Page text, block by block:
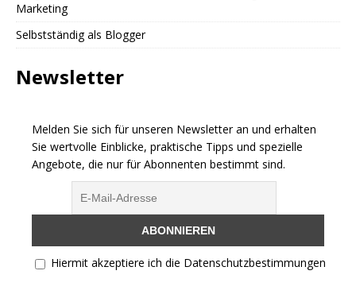
Marketing
Selbstständig als Blogger
Newsletter
Melden Sie sich für unseren Newsletter an und erhalten
Sie wertvolle Einblicke, praktische Tipps und spezielle
Angebote, die nur für Abonnenten bestimmt sind.
Hiermit akzeptiere ich die Datenschutzbestimmungen